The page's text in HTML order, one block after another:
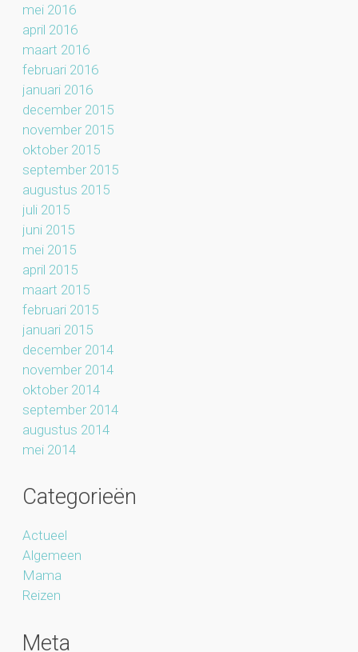
mei 2016
april 2016
maart 2016
februari 2016
januari 2016
december 2015
november 2015
oktober 2015
september 2015
augustus 2015
juli 2015
juni 2015
mei 2015
april 2015
maart 2015
februari 2015
januari 2015
december 2014
november 2014
oktober 2014
september 2014
augustus 2014
mei 2014
Categorieën
Actueel
Algemeen
Mama
Reizen
Meta